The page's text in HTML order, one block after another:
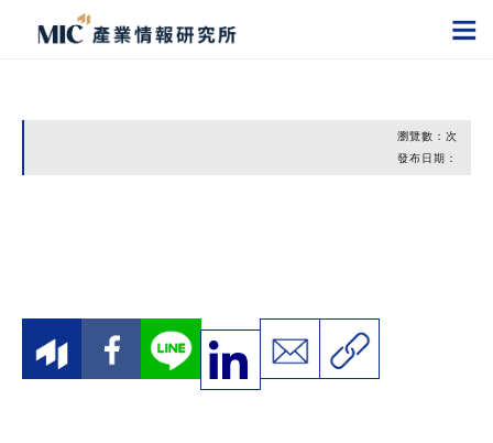
瀏覽數： 次
發布日期：